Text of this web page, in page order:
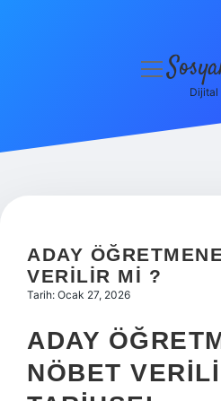
Hakkımızda
menüyü
Dijital
ADAY
VERILIR MI ?
Tarih: Ocak 27, 2026
ADAY
NÖBET